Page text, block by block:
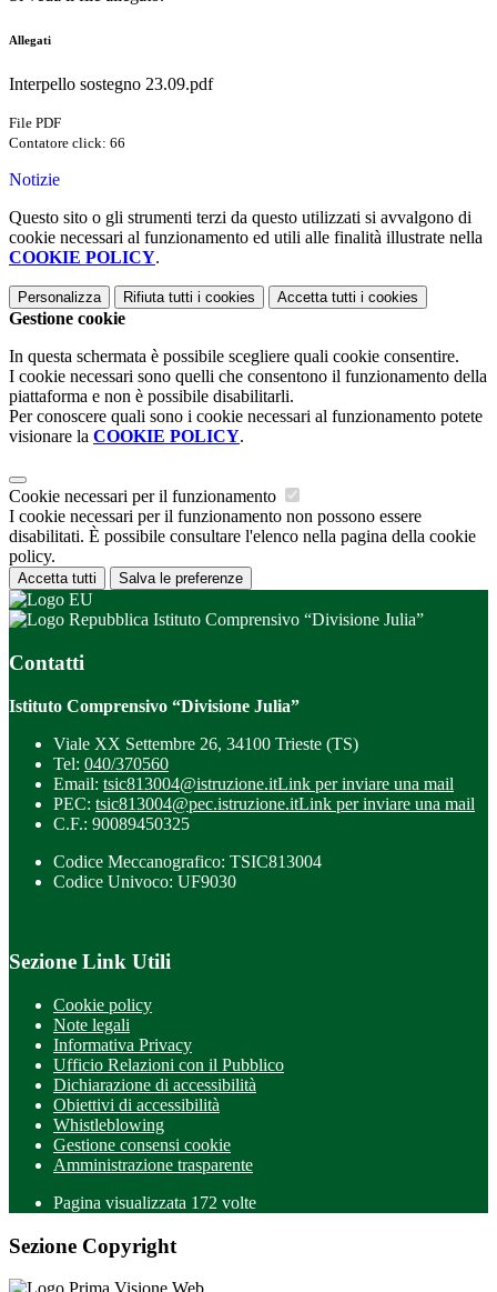
Allegati
Interpello sostegno 23.09.pdf
File PDF
Contatore click: 66
Notizie
Questo sito o gli strumenti terzi da questo utilizzati si avvalgono di
cookie necessari al funzionamento ed utili alle finalità illustrate nella
COOKIE POLICY.
Personalizza Rifiuta tutti i cookies Accetta tutti i cookies
Gestione cookie
In questa schermata è possibile scegliere quali cookie consentire.
I cookie necessari sono quelli che consentono il funzionamento della
piattaforma e non è possibile disabilitarli.
Per conoscere quali sono i cookie necessari al funzionamento potete
visionare la COOKIE POLICY.
Cookie necessari per il funzionamento
I cookie necessari per il funzionamento non possono essere
disabilitati. È possibile consultare l'elenco nella pagina della cookie
policy.
Accetta tutti Salva le preferenze
Istituto Comprensivo “Divisione Julia”
Contatti
Istituto Comprensivo “Divisione Julia”
Viale XX Settembre 26, 34100 Trieste (TS)
Tel: 040/370560
Email: tsic813004@istruzione.itLink per inviare una mail
PEC: tsic813004@pec.istruzione.itLink per inviare una mail
C.F.: 90089450325
Codice Meccanografico: TSIC813004
Codice Univoco: UF9030
Sezione Link Utili
Cookie policy
Note legali
Informativa Privacy
Ufficio Relazioni con il Pubblico
Dichiarazione di accessibilità
Obiettivi di accessibilità
Whistleblowing
Gestione consensi cookie
Amministrazione trasparente
Pagina visualizzata 172 volte
Sezione Copyright